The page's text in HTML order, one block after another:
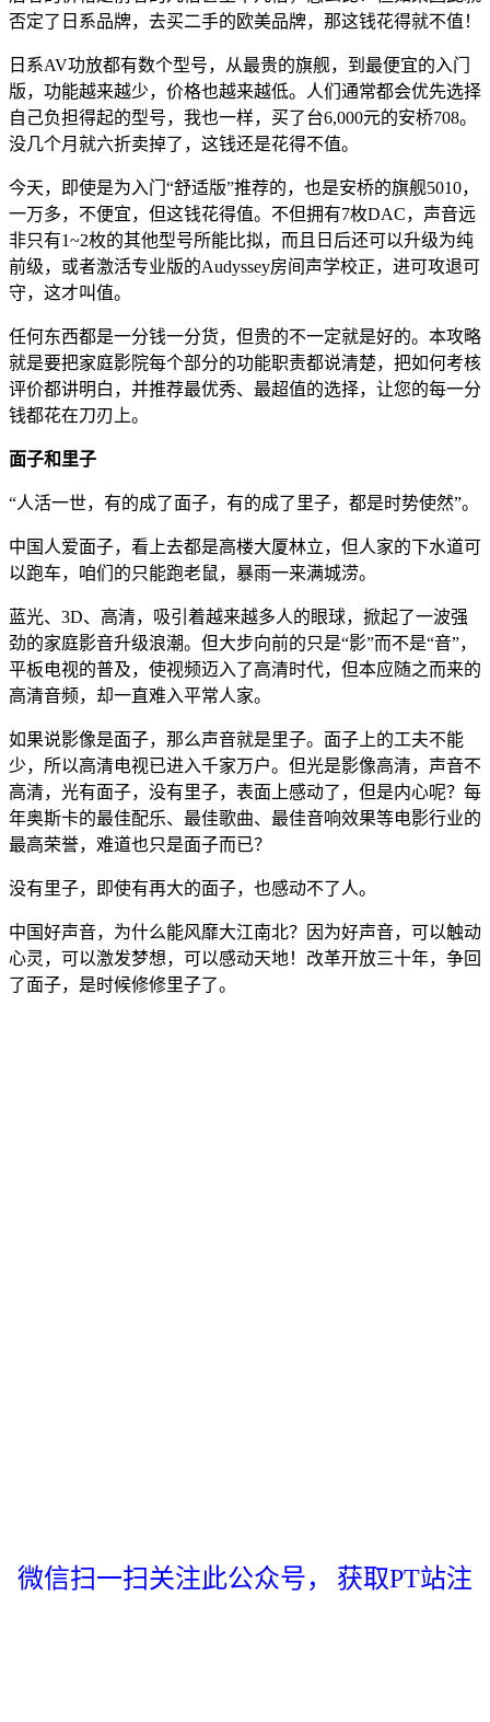
否定了日系品牌，去买二手的欧美品牌，那这钱花得就不值！
日系AV功放都有数个型号，从最贵的旗舰，到最便宜的入门
版，功能越来越少，价格也越来越低。人们通常都会优先选择
自己负担得起的型号，我也一样，买了台6,000元的安桥708。
没几个月就六折卖掉了，这钱还是花得不值。
今天，即使是为入门“舒适版”推荐的，也是安桥的旗舰5010，
一万多，不便宜，但这钱花得值。不但拥有7枚DAC，声音远
非只有1~2枚的其他型号所能比拟，而且日后还可以升级为纯
前级，或者激活专业版的Audyssey房间声学校正，进可攻退可
守，这才叫值。
任何东西都是一分钱一分货，但贵的不一定就是好的。本攻略
就是要把家庭影院每个部分的功能职责都说清楚，把如何考核
评价都讲明白，并推荐最优秀、最超值的选择，让您的每一分
钱都花在刀刃上。
面子和里子
“人活一世，有的成了面子，有的成了里子，都是时势使然”。
中国人爱面子，看上去都是高楼大厦林立，但人家的下水道可
以跑车，咱们的只能跑老鼠，暴雨一来满城涝。
蓝光、3D、高清，吸引着越来越多人的眼球，掀起了一波强
劲的家庭影音升级浪潮。但大步向前的只是“影”而不是“音”，
平板电视的普及，使视频迈入了高清时代，但本应随之而来的
高清音频，却一直难入平常人家。
如果说影像是面子，那么声音就是里子。面子上的工夫不能
少，所以高清电视已进入千家万户。但光是影像高清，声音不
高清，光有面子，没有里子，表面上感动了，但是内心呢？每
年奥斯卡的最佳配乐、最佳歌曲、最佳音响效果等电影行业的
最高荣誉，难道也只是面子而已？
没有里子，即使有再大的面子，也感动不了人。
中国好声音，为什么能风靡大江南北？因为好声音，可以触动
心灵，可以激发梦想，可以感动天地！改革开放三十年，争回
了面子，是时候修修里子了。
微信扫一扫关注此公众号， 获取PT站注